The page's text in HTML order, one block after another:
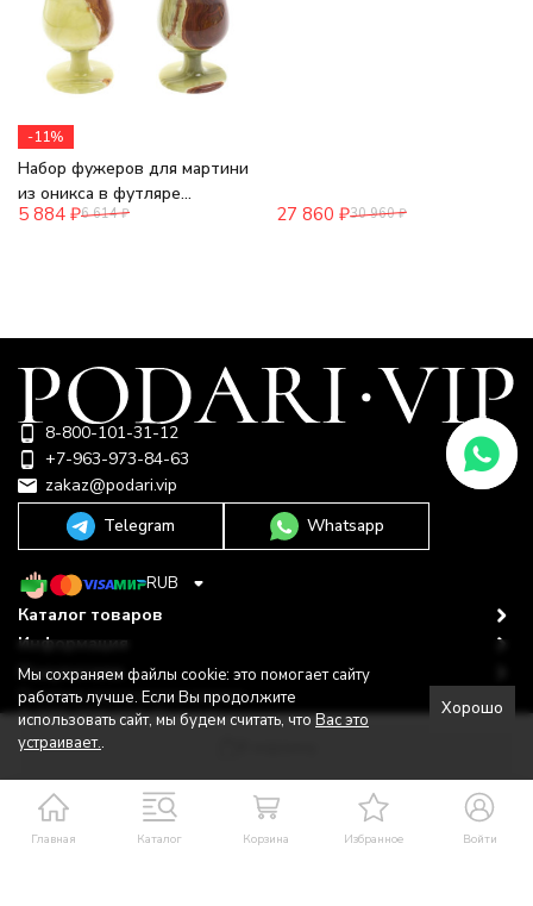
-11%
Набор фужеров для мартини
из оникса в футляре
8,5х8,5х13 см (3,5х5,5)
5 884 ₽6 614 ₽ 27 860 ₽30 960 ₽
Главная Каталог Корзина Избранное Войти
8-800-101-31-12
+7-963-973-84-63
zakaz@podari.vip
Telegram
Whatsapp
RUB
Каталог товаров
Информация
Покупателю
Политика персональных данных
© 2009-2026 ООО "Подари"
Разработано в bodysite.ru
Мы сохраняем файлы cookie: это помогает сайту
работать лучше. Если Вы продолжите
использовать сайт, мы будем считать, чтоВас это
устраивает..
Хорошо